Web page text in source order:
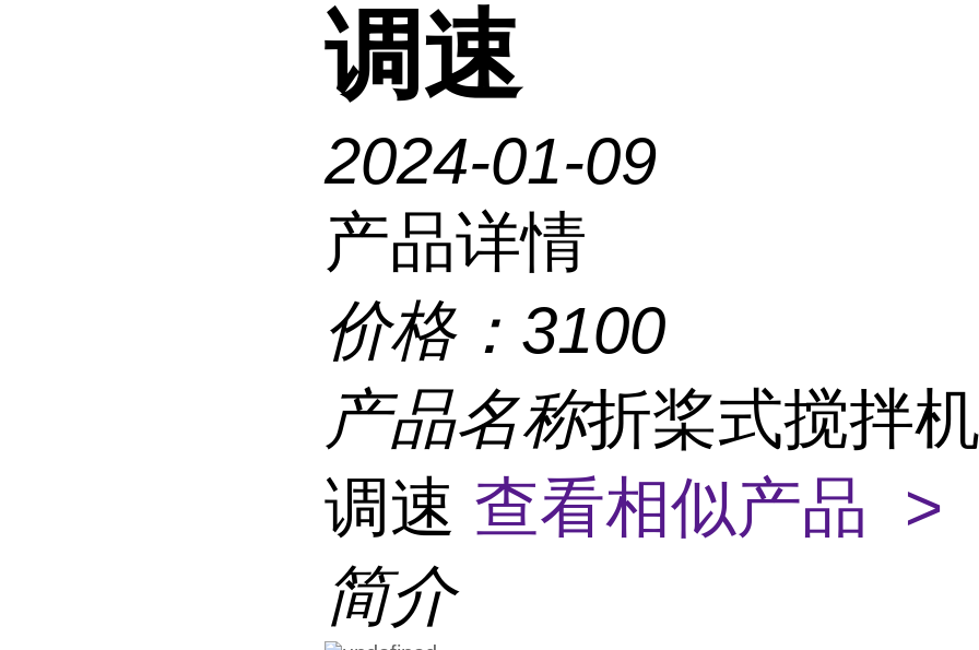
调速
2024-01-09
产品详情
价格： 3100
产品名称折桨式搅拌
调速 查看相似产品 >
简介